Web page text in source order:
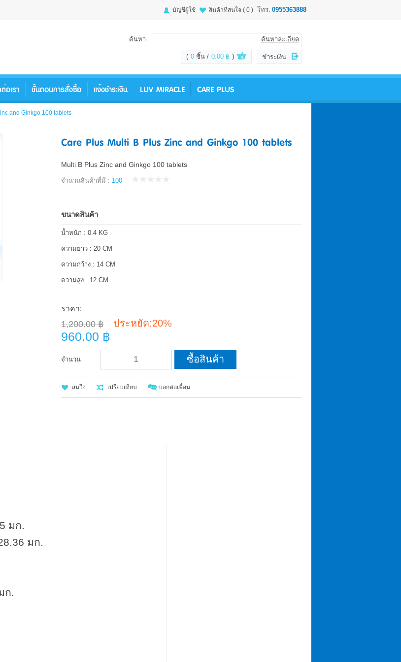
โทร. 0955363888
สินค้าที่สนใจ ( 0 )
บัญชีผู้ใช้
ค้นหา ค้นหาละเอียด
( 0 ชิ้น 0.00 ฿ ) ชำระเงิน
อเรา ขั้นตอนการสั่งซื้อ แจ้งชำระเงิน LUV MIRACLE CARE PLUS
and Ginkgo 100 tablets
Care Plus Multi B Plus Zinc and Ginkgo 100 tablets
Multi B Plus Zinc and Ginkgo 100 tablets
จำนวนสินค้าที่มี : 100
ขนาดสินค้า
น้ำหนัก : 0.4 KG
ความยาว : 20 CM
ความกว้าง : 14 CM
ความสูง : 12 CM
ราคา:
1,200.00 ฿ ประหยัด:20%
960.00 ฿
จำนวน ซื้อสินค้า
สนใจ เปรียบเทียบ บอกต่อเพื่อน
มก.
มก.
ก.